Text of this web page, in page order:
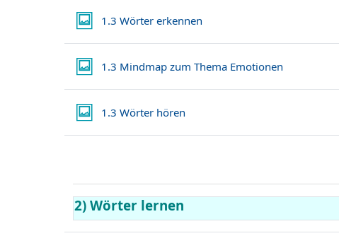
1.3 Wörter erkennen
1.3 Mindmap zum Thema Emotionen
1.3 Wörter hören
2) Wörter lernen